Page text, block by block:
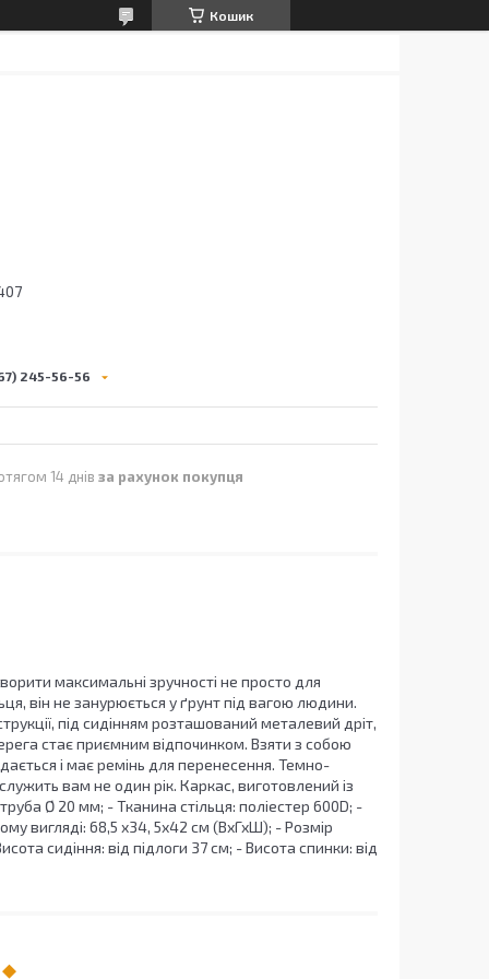
Кошик
245-56-56
14 днів за рахунок покупця
максимальні зручності не просто для
він не занурюється у ґрунт під вагою людини.
під сидінням розташований металевий дріт,
стає приємним відпочинком. Взяти з собою
і має ремінь для перенесення. Темно-
вам не один рік. Каркас, виготовлений із
Ø 20 мм; - Тканина стільця: поліестер 600D; -
вигляді: 68,5 х34, 5х42 см (ВхГхШ); - Розмір
сидіння: від підлоги 37 см; - Висота спинки: від